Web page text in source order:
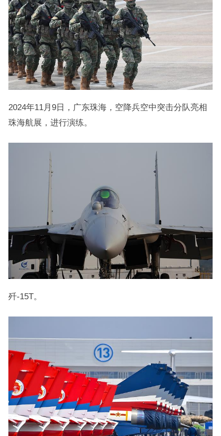
2024年11月9日，广东珠海，空降兵空中突击分队亮相
珠海航展，进行演练。
歼-15T。